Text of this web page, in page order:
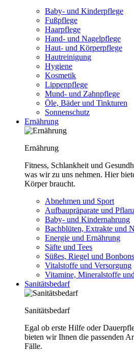
Baby- und Kinderpflege
Fußpflege
Haarpflege
Hand- und Nagelpflege
Haut- und Körperpflege
Hautreinigung
Hygiene
Kosmetik
Lippenpflege
Mund- und Zahnpflege
Öle, Bäder und Tinkturen
Sonnenschutz
Ernährung
Ernährung
Fitness, Schlankheit und
was wir zu uns nehmen. Hier
Körper braucht.
Abnehmen und Sport
Aufbaupräparate und
Baby- und Kindernahrung
Bachblüten, Extrakte und
Energie und Ernährung
Säfte und Tees
Süßes, Riegel und Bonbons
Vitalstoffe und Versorgung
Vitamine, Mineralstoffe
Sanitätsbedarf
Sanitätsbedarf
Egal ob erste Hilfe oder
bieten wir Ihnen die passenden
Fälle.